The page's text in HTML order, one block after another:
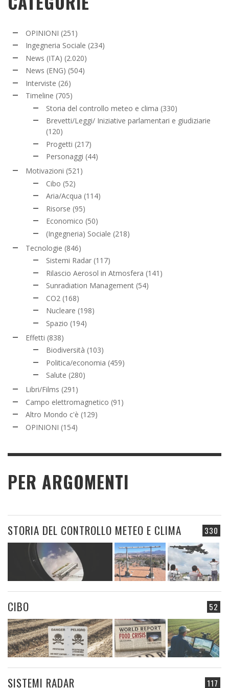
OPINIONI (251)
Ingegneria Sociale (234)
News (ITA) (2.020)
News (ENG) (504)
Interviste (26)
Timeline (705)
Storia del controllo meteo e clima (330)
Brevetti/Leggi/ Iniziative parlamentari e giudiziarie
(120)
Progetti (217)
Personaggi (44)
Motivazioni (521)
Cibo (52)
Aria/Acqua (114)
Risorse (95)
Economico (50)
(Ingegneria) Sociale (218)
Tecnologie (846)
Sistemi Radar (117)
Rilascio Aerosol in Atmosfera (141)
Sunradiation Management (54)
CO2 (168)
Nucleare (198)
Spazio (194)
Effetti (838)
Biodiversità (103)
Politica/economia (459)
Salute (280)
Libri/Films (291)
Campo elettromagnetico (91)
Altro Mondo c'è (129)
OPINIONI (154)
PER ARGOMENTI
330
STORIA DEL CONTROLLO METEO E CLIMA
52
CIBO
117
SISTEMI RADAR